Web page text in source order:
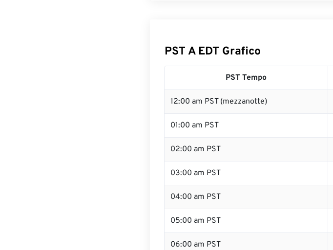
PST A EDT Grafico
PST Tempo
12:00 am PST (mezzanotte)
01:00 am PST
02:00 am PST
03:00 am PST
04:00 am PST
05:00 am PST
06:00 am PST